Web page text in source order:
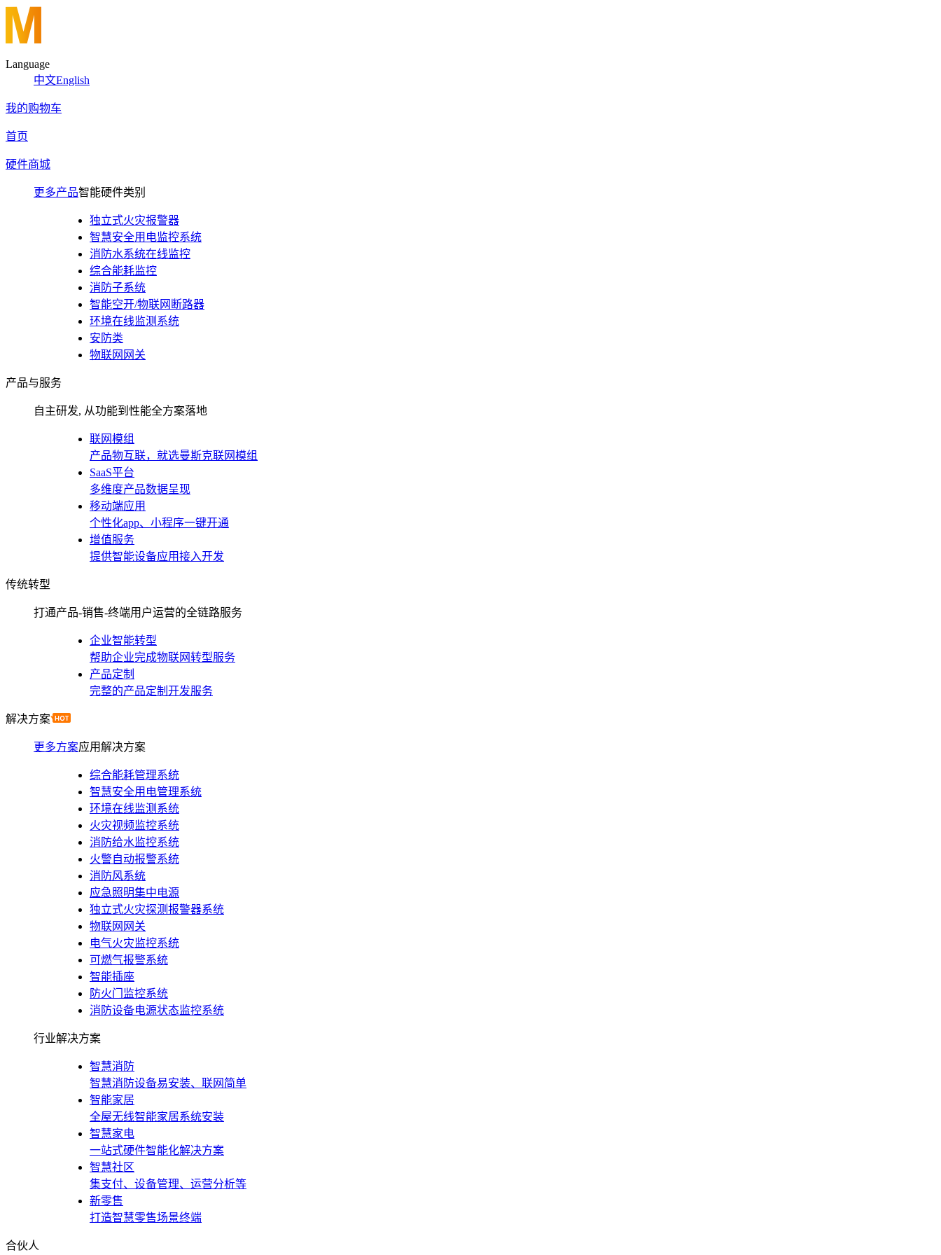
Language
中文English
我的购物车
首页
硬件商城
更多产品智能硬件类别
独立式火灾报警器
智慧安全用电监控系统
消防水系统在线监控
综合能耗监控
消防子系统
智能空开/物联网断路器
环境在线监测系统
安防类
物联网网关
产品与服务
自主研发, 从功能到性能全方案落地
联网模组
产品物互联，就选曼斯克联网模组
SaaS平台
多维度产品数据呈现
移动端应用
个性化app、小程序一键开通
增值服务
提供智能设备应用接入开发
传统转型
打通产品-销售-终端用户运营的全链路服务
企业智能转型
帮助企业完成物联网转型服务
产品定制
完整的产品定制开发服务
解决方案
更多方案应用解决方案
综合能耗管理系统
智慧安全用电管理系统
环境在线监测系统
火灾视频监控系统
消防给水监控系统
火警自动报警系统
消防风系统
应急照明集中电源
独立式火灾探测报警器系统
物联网网关
电气火灾监控系统
可燃气报警系统
智能插座
防火门监控系统
消防设备电源状态监控系统
行业解决方案
智慧消防
智慧消防设备易安装、联网简单
智能家居
全屋无线智能家居系统安装
智慧家电
一站式硬件智能化解决方案
智慧社区
集支付、设备管理、运营分析等
新零售
打造智慧零售场景终端
合伙人